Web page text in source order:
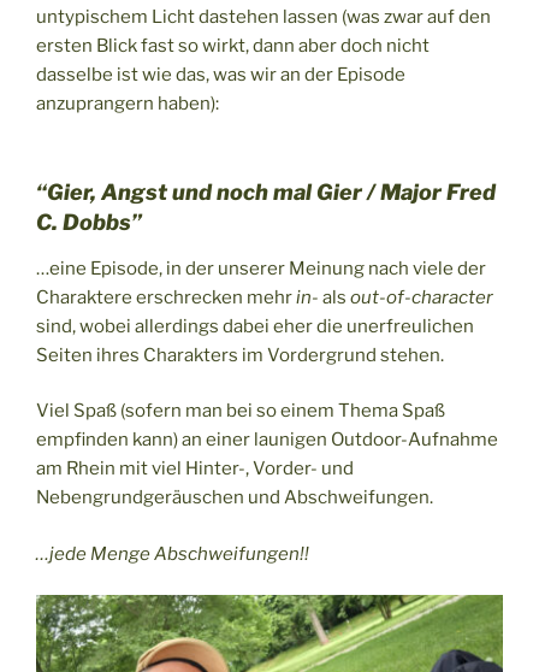
untypischem Licht dastehen lassen (was zwar auf den
ersten Blick fast so wirkt, dann aber doch nicht
dasselbe ist wie das, was wir an der Episode
anzuprangern haben):
“Gier, Angst und noch mal Gier / Major Fred
C. Dobbs”
…eine Episode, in der unserer Meinung nach viele der
Charaktere erschrecken mehrin- als out-of-character
sind, wobei allerdings dabei eher die unerfreulichen
Seiten ihres Charakters im Vordergrund stehen.
Viel Spaß (sofern man bei so einem Thema Spaß
empfinden kann) an einer launigen Outdoor-Aufnahme
am Rhein mit viel Hinter-, Vorder- und
Nebengrundgeräuschen und Abschweifungen.
…jede Menge Abschweifungen!!